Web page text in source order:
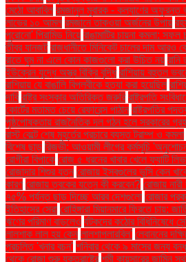
মেঠো আবাবিল রমজানুল মুবারক - কল্যাণের অফুরন্ত
লাভের ১০ আমল রমজানে তাকওয়া অর্জনের উপায়
পুরোনো' পিরামিড নিয়ে রাঙামাটির চায়না কমলা:
তীব্র যানজট রাজধানীতে মিনিকেট চালের দাম আরও
রাতে ঘুম না এলে কোন কাজগুলো করা উচিত নয়
ইউক্রেন যুদ্ধে অস্ত্র বিক্রি বৃদ্ধি রাশিয়ায় বহুতল
রাশিয়ায় যে বাঙালি বিপ্লবীকে হত্যা করা হয়েছিল
দাবি রাষ্ট্র সংস্কার অতিরিক্ত জরুরি রাষ্ট্রপতি
কোর্টের মতামত চেয়ে রেফারেন্স পাঠান রাষ্ট্রপতির
পৃষ্ঠপোষকতায় রাজনৈতিক দল গঠন হলে সরকারের
রাস্ট বেল্টে শেষ মুহূর্তের প্রচারে ব্যস্ত ট্রাম্প ও কমলা
বিশেষ ছাড় রিজভী: আওয়ামী লীগের কর্মসূচি
রোগীরা বিপাকে রোজ ৫ ধরনের খাবার খেলে ফ্যাটি
রোজাদার শিশুর যত্ন রোজায় ইসবগুলের ভুসি কেন
কারণ রোজায় ত্বকের যত্নে কী করবেন? রোজায়
৭৫% পর্যন্ত ছাড় দিচ্ছে আরব দেশগুলো রোজার
ইতিহাসের সেরা রোহিঙ্গারা মিয়ানমারে ফিরতে চায়:
ঋণের পরিমাণ বাড়লেও র্যটকদের কঠোর বিধিনিষেধে
লালশাক লাল হয় কেন লালশাপলারবিল' লেবাননের
প্রচলিত 'খনার বচন' শনিবার থেকে ৯ মাসের জন্য বন্ধ
থেকে রোজা শুরু যুক্তরাষ্ট্রে শমী কায়সারের জামিন